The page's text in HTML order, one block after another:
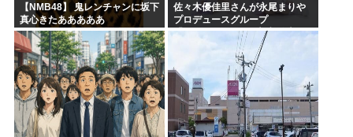
【NMB48】 鬼レンチャンに坂下
真心きたあああああ
佐々木優佳里さんが永尾まりや
プロデュースグループ
「WASURENA」に加入発表！
現在のグループと兼任へ【元
AKB48ゆかるん・まりやぎ】